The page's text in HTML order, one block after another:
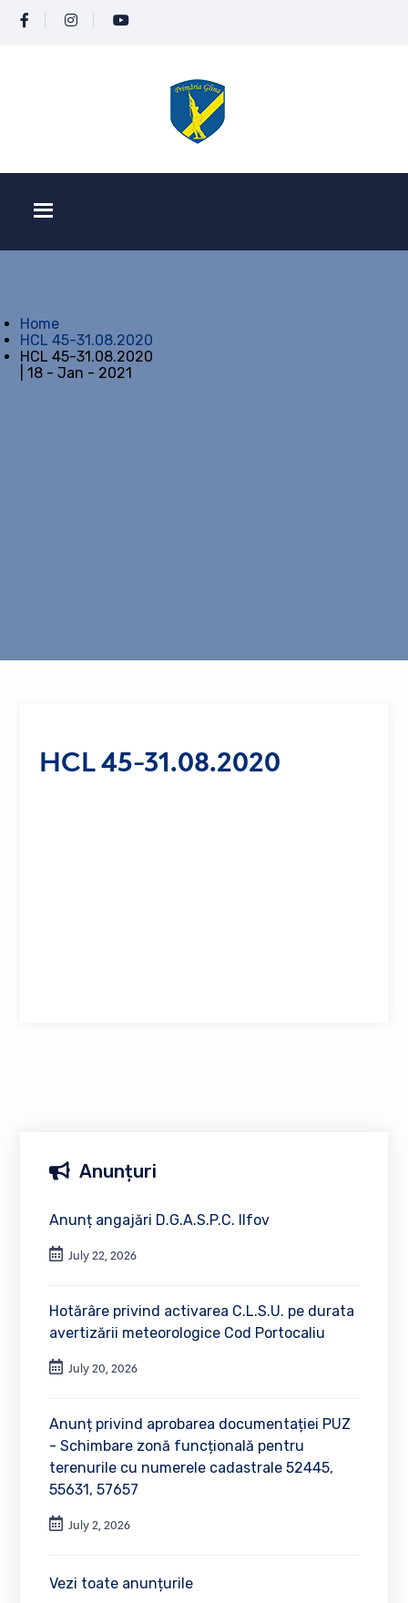
Home
HCL 45-31.08.2020
HCL 45-31.08.2020
| 18 - Jan - 2021
HCL 45-31.08.2020
Anunțuri
Anunț angajări D.G.A.S.P.C. Ilfov
July 22, 2026
Hotărâre privind activarea C.L.S.U. pe durata
avertizării meteorologice Cod Portocaliu
July 20, 2026
Anunț privind aprobarea documentației PUZ
- Schimbare zonă funcțională pentru
terenurile cu numerele cadastrale 52445,
55631, 57657
July 2, 2026
Vezi toate anunțurile